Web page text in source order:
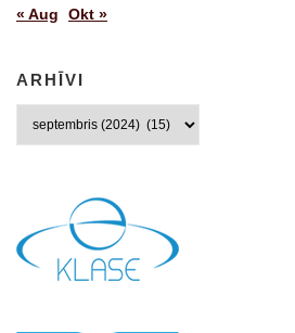
« Aug Okt »
ARHĪVI